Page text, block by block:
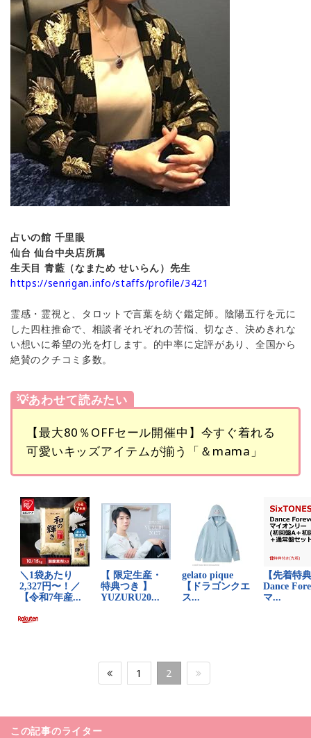
占いの館 千里眼
仙台 仙台中央店所属
生天目 青藍（なまため せいらん）先生
https://senrigan.info/staffs/profile/3421
霊感・霊視と、タロットで言葉を紡ぐ鑑定師。陰陽五行を元に
した四柱推命で、相談者それぞれの苦悩、切なさ、決めきれな
い想いに希望の光を灯します。的中率に定評があり、全国から
絶賛のクチコミ多数。
💡あわせて読みたい
【最大80％OFFセール開催中】今すぐ着れる
可愛いキッズアイテムが揃う「＆mama」
1 2
この記事のライター